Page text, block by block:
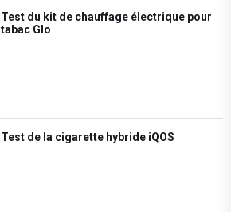
Test du kit de chauffage électrique pour
tabac Glo
Test de la cigarette hybride iQOS